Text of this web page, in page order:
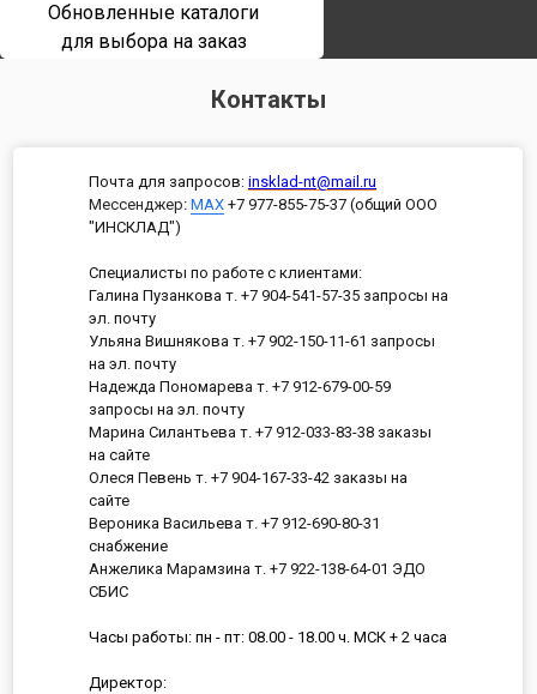
Обновленные каталоги
для выбора на заказ
Контакты
Почта для запросов: insklad-nt@mail.ru
Мессенджер: MAX +7 977-855-75-37 (общий ООО
"ИНСКЛАД")
Специалисты по работе с клиентами:
Галина Пузанкова т. +7 904-541-57-35 запросы на
эл. почту
Ульяна Вишнякова т. +7 902-150-11-61 запросы
на эл. почту
Надежда Пономарева т. +7 912-679-00-59
запросы на эл. почту
Марина Силантьева т. +7 912-033-83-38 заказы
на сайте
Олеся Певень т. +7 904-167-33-42 заказы на
сайте
Вероника Васильева т. +7 912-690-80-31
снабжение
Анжелика Марамзина т. +7 922-138-64-01 ЭДО
СБИС
Часы работы: пн - пт: 08.00 - 18.00 ч. МСК + 2 часа
Директор: